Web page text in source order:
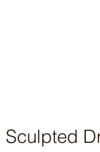
Sculpted